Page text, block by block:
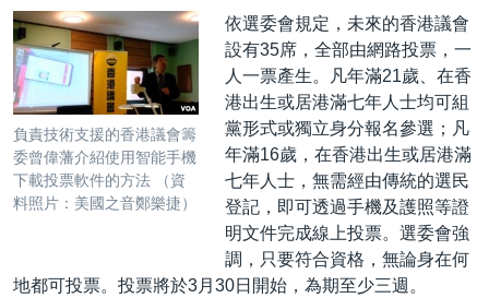
負責技術支援的香港議會籌
委曾偉藩介紹使用智能手機
下載投票軟件的方法 （資
料照片：美國之音鄭樂捷）
依選委會規定，未來的香港議會
設有35席，全部由網路投票，一
人一票產生。凡年滿21歲、在香
港出生或居港滿七年人士均可組
黨形式或獨立身分報名參選；凡
年滿16歲，在香港出生或居港滿
七年人士，無需經由傳統的選民
登記，即可透過手機及護照等證
明文件完成線上投票。選委會強
調，只要符合資格，無論身在何
地都可投票。投票將於3月30日開始，為期至少三週。